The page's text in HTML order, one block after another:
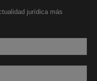
jurídica más